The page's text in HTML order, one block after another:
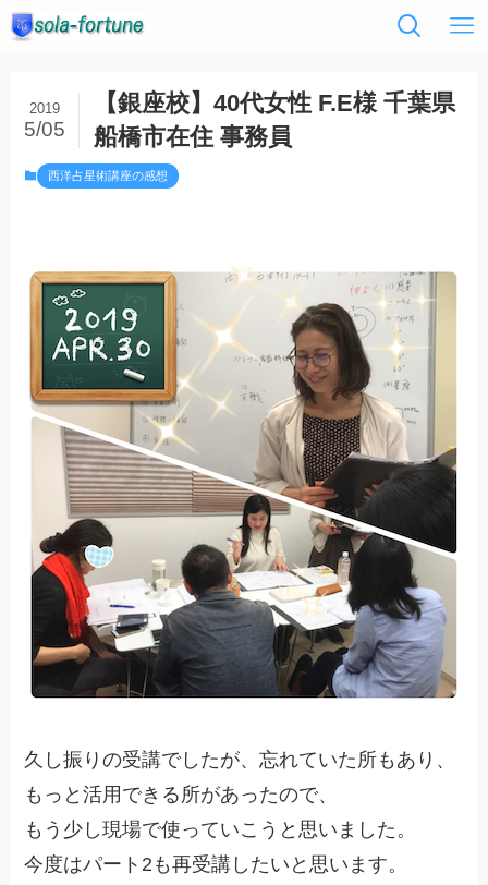
【銀座校】40代女性 F.E様 千葉県
船橋市在住 事務員
2019
5/05
西洋占星術講座の感想
久し振りの受講でしたが、忘れていた所もあり、
もっと活用できる所があったので、
もう少し現場で使っていこうと思いました。
今度はパート2も再受講したいと思います。